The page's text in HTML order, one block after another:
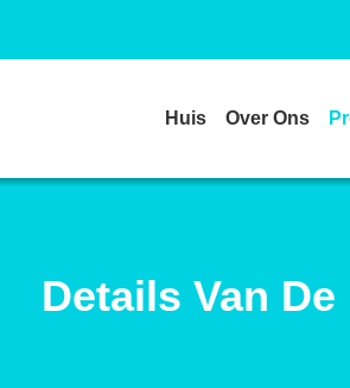
Huis Over Ons
Details Van